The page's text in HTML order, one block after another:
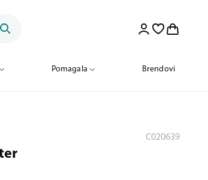
Pomagala Brendovi
C020639